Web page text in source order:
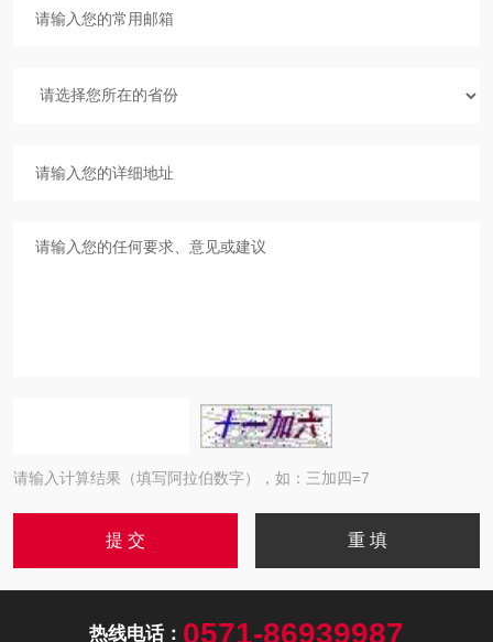
请输入计算结果（填写阿拉伯数字），如：三加四=7
热线电话： 0571-86939987